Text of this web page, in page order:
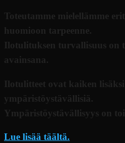
Toteutamme mielellämme
huomioon tarpeenne.
Ilotulituksen turvallisuus on
avainsana.
Ilotulitteet ovat kaiken lisäksi
ympäristöystävällisiä.
Ympäristöystävällisyys on
Lue lisää täältä.